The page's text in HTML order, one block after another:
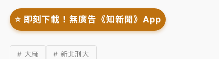
⭐️ 即刻下載！無廣告《知新聞》App
# 大麻 # 新北刑大